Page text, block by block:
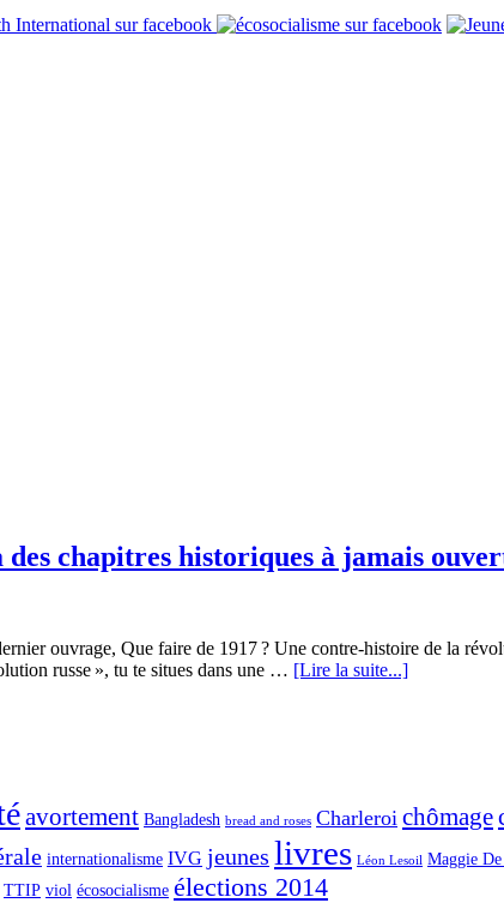
des chapitres historiques à jamais
ouvrage, Que faire de 1917 ? Une contre-histoire de la
russe », tu te situes dans une … [Lire la suite...]
avortement Bangladesh bread and roses Charleroi chômage
internationalisme IVG jeunes livres Léon Lesoil Maggie
TTIP viol écosocialisme élections 2014